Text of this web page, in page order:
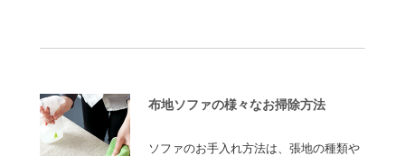
布地ソファの様々なお掃除方法
ソファのお手入れ方法は、張地の種類や